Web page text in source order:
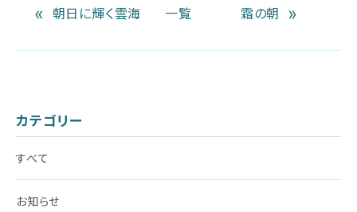
« 朝日に輝く雲海 一覧 霜の朝 »
カテゴリー
すべて
お知らせ